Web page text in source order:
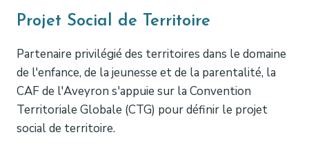
Projet Social de Territoire
Partenaire privilégié des territoires dans le domaine
de l'enfance, de la jeunesse et de la parentalité, la
CAF de l'Aveyron s'appuie sur la Convention
Territoriale Globale (CTG) pour définir le projet
social de territoire.